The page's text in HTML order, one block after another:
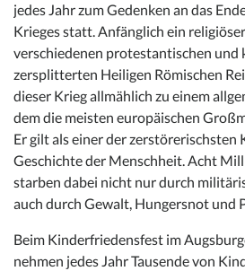
jedes Jahr zum Gedenken an das
Krieges statt. Anfänglich ein
verschiedenen protestantischen und
zersplitterten Heiligen Römischen
dieser Krieg allmählich zu einem
dem die meisten europäischen
Er gilt als einer der zerstörerischsten
Geschichte der Menschheit. Acht
starben dabei nicht nur durch
auch durch Gewalt, Hungersnot und
Beim Kinderfriedensfest im
nehmen jedes Jahr Tausende von